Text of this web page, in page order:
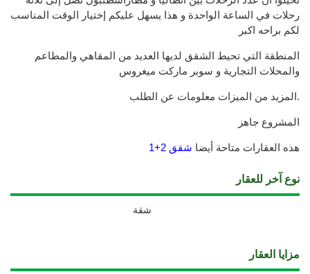
رحلات في الساعة الواحدة و هذا يسهل عليكم إختيار الوقت المناسب
لكم براحه اكبر
المنطقة التي تحيط الشقق لديها العديد من المقاهي والمطاعم
والمحلات التجارية و سوبر ماركت ميغروس
المزيد من الميزات معلومات عن الطلب.
المشروع جاهز
هذه العقارات متاحة أيضا شقق 2+1
نوع آخر للعقار
شقة
مزايا العقار